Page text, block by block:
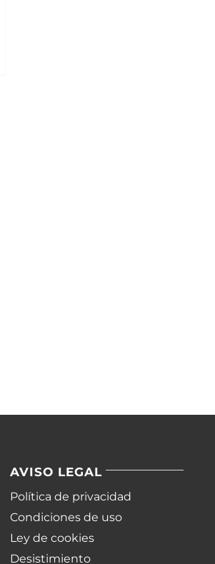
AVISO LEGAL
Política de privacidad
Condiciones de uso
Ley de cookies
Desistimiento